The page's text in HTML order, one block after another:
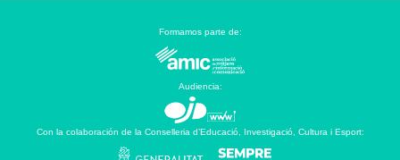
Formamos parte de:
Audiencia:
Con la colaboración de la Conselleria d’Educació, Investigació, Cultura i Esport: